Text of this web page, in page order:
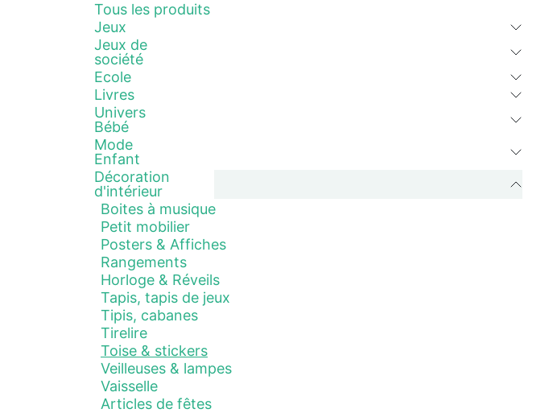
Tous les produits
Jeux
Jeux de
société
Ecole
Livres
Univers
Bébé
Mode
Enfant
Décoration
d'intérieur
Boites à musique
Petit mobilier
Posters & Affiches
Rangements
Horloge & Réveils
Tapis, tapis de jeux
Tipis, cabanes
Tirelire
Toise & stickers
Veilleuses & lampes
Vaisselle
Articles de fêtes